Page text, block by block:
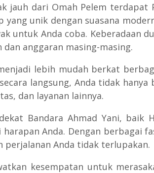
dari Omah Pelem terdapat
unik dengan suasana
untuk Anda coba. Keberadaan
anggaran masing-masing.
lebih mudah berkat
langsung, Anda tidak
dan layanan lainnya.
Bandara Ahmad Yani, baik
Anda. Dengan berbagai
Anda tidak terlupakan.
kesempatan untuk